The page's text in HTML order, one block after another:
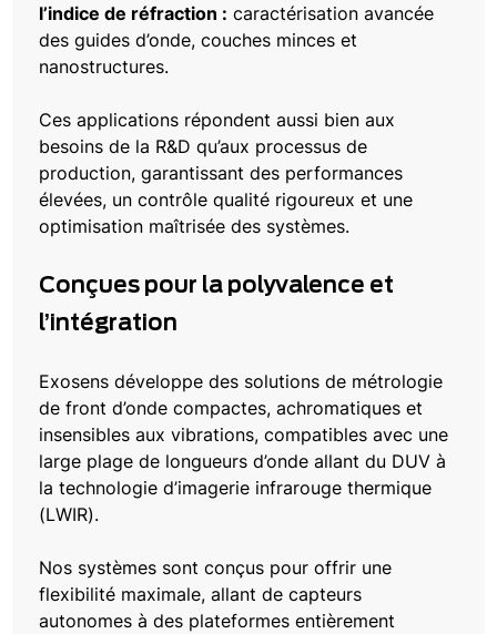
l’indice de réfraction : caractérisation avancée
des guides d’onde, couches minces et
nanostructures.
Ces applications répondent aussi bien aux
besoins de la R&D qu’aux processus de
production, garantissant des performances
élevées, un contrôle qualité rigoureux et une
optimisation maîtrisée des systèmes.
Conçues pour la polyvalence et
l’intégration
Exosens développe des solutions de métrologie
de front d’onde compactes, achromatiques et
insensibles aux vibrations, compatibles avec une
large plage de longueurs d’onde allant du DUV à
la technologie d’imagerie infrarouge thermique
(LWIR).
Nos systèmes sont conçus pour offrir une
flexibilité maximale, allant de capteurs
autonomes à des plateformes entièrement